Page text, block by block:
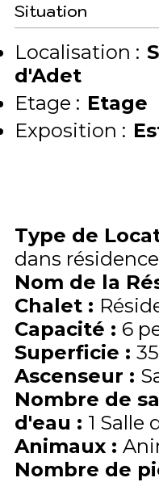
Situation
Localisation :
d'Adet
Etage : Etage
Exposition :
Type de
dans
Nom de la
Chalet :
Capacité : 6
Superficie : 35
Ascenseur :
Nombre de
d'eau : 1 Salle
Animaux :
Nombre de